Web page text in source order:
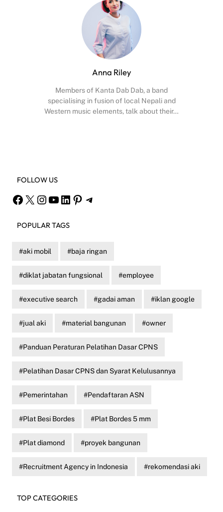
Anna Riley
Members of Kanta Dab Dab, a band
specialising in fusion of local Nepali and
Western music elements, talk about their…
FOLLOW US
Facebook X Instagram YouTube LinkedIn Pinterest Telegram
POPULAR TAGS
aki mobil baja ringan
diklat jabatan fungsional employee
executive search gadai aman iklan google
jual aki material bangunan owner
Panduan Peraturan Pelatihan Dasar CPNS
Pelatihan Dasar CPNS dan Syarat Kelulusannya
Pemerintahan Pendaftaran ASN
Plat Besi Bordes Plat Bordes 5 mm
Plat diamond proyek bangunan
Recruitment Agency in Indonesia rekomendasi aki
TOP CATEGORIES